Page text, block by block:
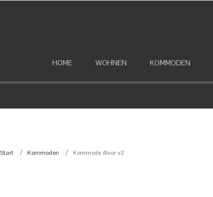
HOME WOHNEN KOMMODEN
Start Kommoden Kommode Alvor v2